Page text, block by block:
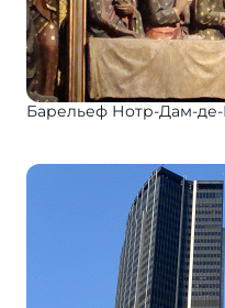
Барельеф Нотр-Дам-